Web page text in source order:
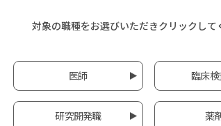
対象の職種をお選びいただきクリックして
医師 臨床
研究開発職 薬